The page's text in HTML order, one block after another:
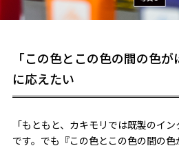
「この色とこの色の間の色
に応えたい
「もともと、カキモリでは既製のイ
です。でも『この色とこの色の間の